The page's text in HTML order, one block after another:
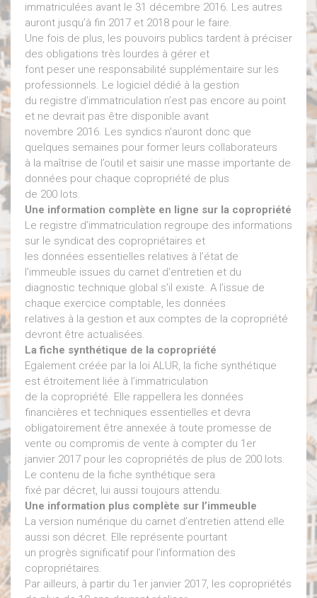
immatriculées avant le 31 décembre 2016. Les autres
auront jusqu’à fin 2017 et 2018 pour le faire.
Une fois de plus, les pouvoirs publics tardent à préciser
des obligations très lourdes à gérer et
font peser une responsabilité supplémentaire sur les
professionnels. Le logiciel dédié à la gestion
du registre d’immatriculation n’est pas encore au point
et ne devrait pas être disponible avant
novembre 2016. Les syndics n’auront donc que
quelques semaines pour former leurs collaborateurs
à la maîtrise de l’outil et saisir une masse importante de
données pour chaque copropriété de plus
de 200 lots.
Une information complète en ligne sur la copropriété
Le registre d’immatriculation regroupe des informations
sur le syndicat des copropriétaires et
les données essentielles relatives à l’état de
l’immeuble issues du carnet d’entretien et du
diagnostic technique global s’il existe. A l’issue de
chaque exercice comptable, les données
relatives à la gestion et aux comptes de la copropriété
devront être actualisées.
La fiche synthétique de la copropriété
Egalement créée par la loi ALUR, la fiche synthétique
est étroitement liée à l’immatriculation
de la copropriété. Elle rappellera les données
financières et techniques essentielles et devra
obligatoirement être annexée à toute promesse de
vente ou compromis de vente à compter du 1er
janvier 2017 pour les copropriétés de plus de 200 lots.
Le contenu de la fiche synthétique sera
fixé par décret, lui aussi toujours attendu.
Une information plus complète sur l’immeuble
La version numérique du carnet d’entretien attend elle
aussi son décret. Elle représente pourtant
un progrès significatif pour l’information des
copropriétaires.
Par ailleurs, à partir du 1er janvier 2017, les copropriétés